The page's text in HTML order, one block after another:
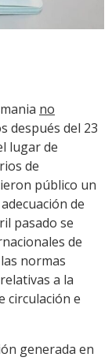
no
después del 23
lugar de
de
público un
de
pasado se
de
normas
a la
circulación e
generada en